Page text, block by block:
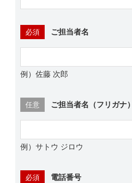
ご担当者名
必須
例）佐藤 次郎
ご担当者名（フリガナ）
任意
例）サトウ ジロウ
電話番号
必須